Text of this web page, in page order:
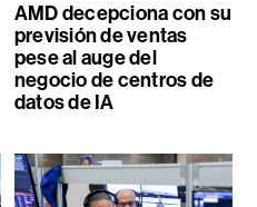
AMD decepciona con su
previsión de ventas
pese al auge del
negocio de centros de
datos de IA